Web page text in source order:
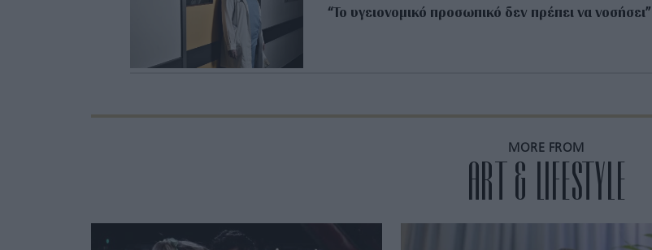
“Το υγειονομικό προσωπικό δεν πρέπει να νοσήσει”
MORE FROM
ART & LIFESTYLE